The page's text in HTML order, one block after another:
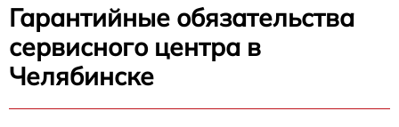
Гарантийные обязательства
сервисного центра в
Челябинске